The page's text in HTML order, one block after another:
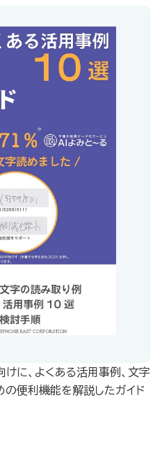
に、よくある活用事例、文字
便利機能を解説したガイド